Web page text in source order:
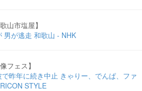
山市塩屋】
男が逃走 和歌山 - NHK
フェス】
で昨年に続き中止 きゃりー、でんぱ、ファ
STYLE